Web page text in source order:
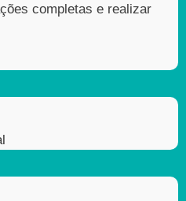
completas e realizar